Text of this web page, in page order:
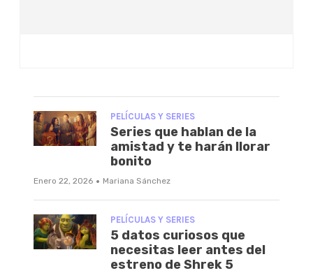
PELÍCULAS Y SERIES
Series que hablan de la
amistad y te harán llorar
bonito
Enero 22, 2026 · Mariana Sánchez
PELÍCULAS Y SERIES
5 datos curiosos que
necesitas leer antes del
estreno de Shrek 5